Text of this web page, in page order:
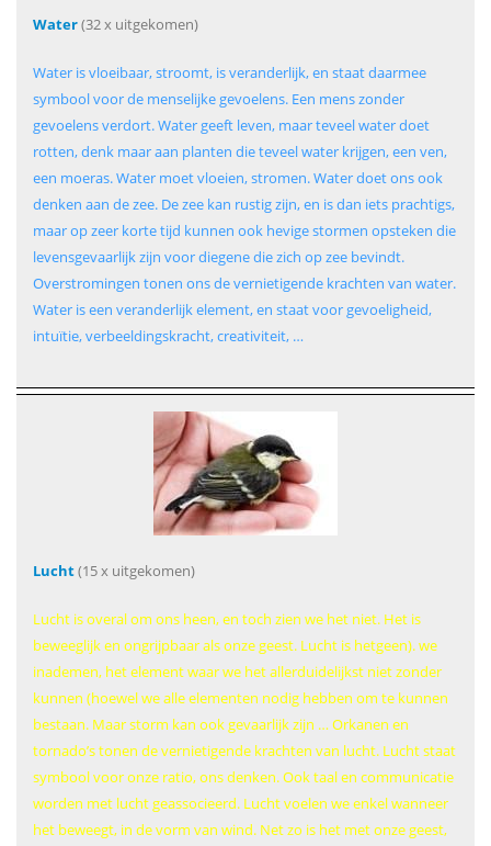
Water(32 x uitgekomen)
Water is vloeibaar, stroomt, is veranderlijk, en staat daarmee
symbool voor de menselijke gevoelens. Een mens zonder
gevoelens verdort. Water geeft leven, maar teveel water doet
rotten, denk maar aan planten die teveel water krijgen, een ven,
een moeras. Water moet vloeien, stromen. Water doet ons ook
denken aan de zee. De zee kan rustig zijn, en is dan iets prachtigs,
maar op zeer korte tijd kunnen ook hevige stormen opsteken die
levensgevaarlijk zijn voor diegene die zich op zee bevindt.
Overstromingen tonen ons de vernietigende krachten van water.
Water is een veranderlijk element, en staat voor gevoeligheid,
intuïtie, verbeeldingskracht, creativiteit, …
Lucht(15 x uitgekomen)
Lucht is overal om ons heen, en toch zien we het niet. Het is
beweeglijk en ongrijpbaar als onze geest. Lucht is hetgeen). we
inademen, het element waar we het allerduidelijkst niet zonder
kunnen (hoewel we alle elementen nodig hebben om te kunnen
bestaan. Maar storm kan ook gevaarlijk zijn … Orkanen en
tornado’s tonen de vernietigende krachten van lucht. Lucht staat
symbool voor onze ratio, ons denken. Ook taal en communicatie
worden met lucht geassocieerd. Lucht voelen we enkel wanneer
het beweegt, in de vorm van wind. Net zo is het met onze geest,